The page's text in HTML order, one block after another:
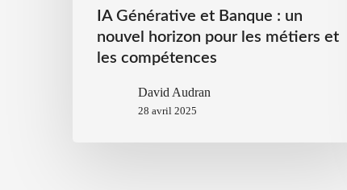
IA Générative et Banque : un
nouvel horizon pour les métiers et
les compétences
David Audran
28 avril 2025